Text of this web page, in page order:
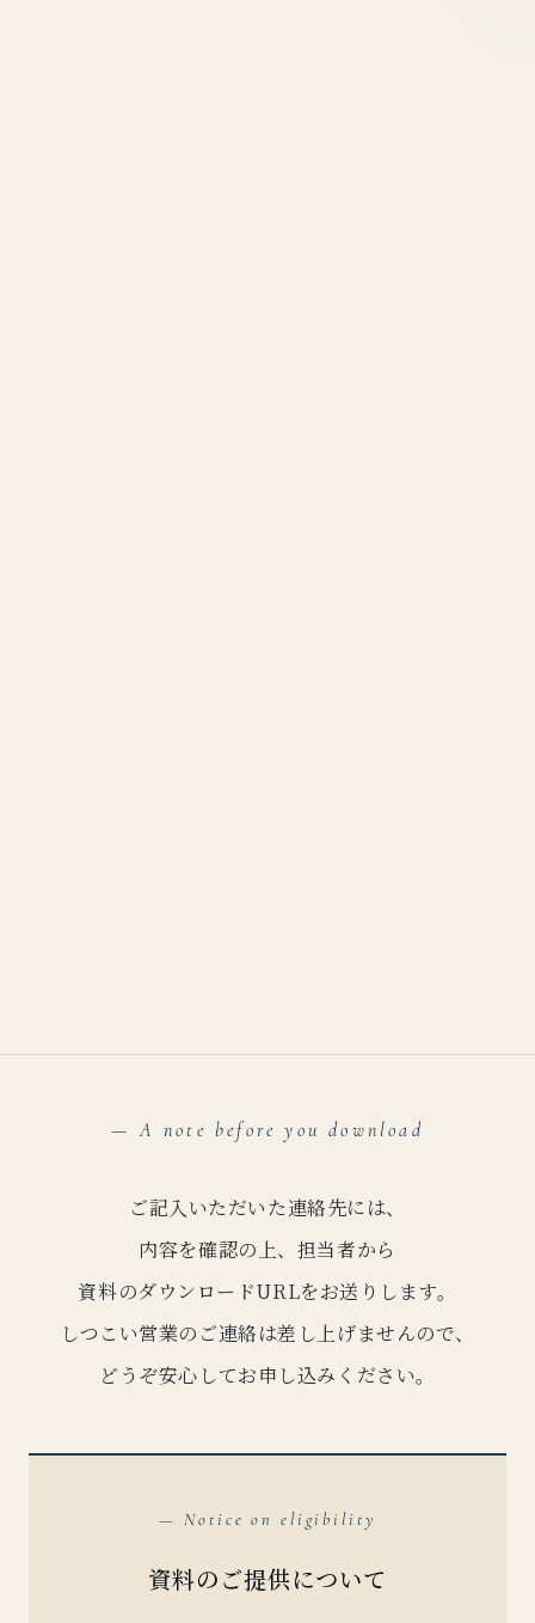
— A note before you download
ご記入いただいた連絡先には、
内容を確認の上、担当者から
資料のダウンロードURLをお送りします。
しつこい営業のご連絡は差し上げませんので、
どうぞ安心してお申し込みください。
— Notice on eligibility
資料のご提供について